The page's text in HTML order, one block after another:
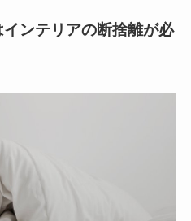
ンテリアの断捨離が必